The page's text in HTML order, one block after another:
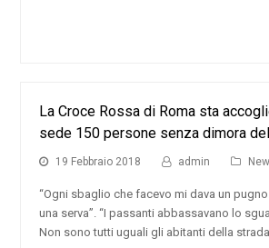
La Croce Rossa di Roma sta
sede 150 persone senza dimora
19 Febbraio 2018 admin
“Ogni sbaglio che facevo mi dava un
una serva”. “I passanti abbassavano lo
Non sono tutti uguali gli abitanti della